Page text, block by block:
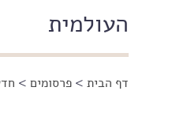
העולמית
הינך נמצא כאן
דף הבית >פרסומים >